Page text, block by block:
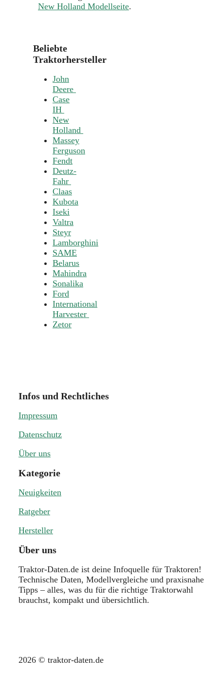
New Holland Modellseite.
Beliebte
Traktorhersteller
John
Deere
Case
IH
New
Holland
Massey
Ferguson
Fendt
Deutz-
Fahr
Claas
Kubota
Iseki
Valtra
Steyr
Lamborghini
SAME
Belarus
Mahindra
Sonalika
Ford
International
Harvester
Zetor
Infos und Rechtliches
Impressum
Datenschutz
Über uns
Kategorie
Neuigkeiten
Ratgeber
Hersteller
Über uns
Traktor-Daten.de ist deine Infoquelle für Traktoren!
Technische Daten, Modellvergleiche und praxisnahe
Tipps – alles, was du für die richtige Traktorwahl
brauchst, kompakt und übersichtlich.
2026 © traktor-daten.de